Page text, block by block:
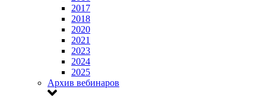
2017
2018
2020
2021
2023
2024
2025
Архив вебинаров